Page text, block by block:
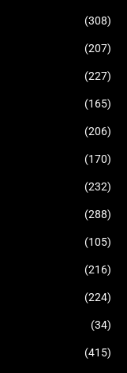
(308)
(207)
(227)
(165)
(206)
(170)
(232)
(288)
(105)
(216)
(224)
(34)
(415)